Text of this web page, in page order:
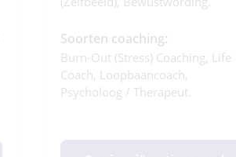
Soorten coaching:
Burn-Out (stress) Coaching, Life
Coach, Loopbaancoach,
Psycholoog / Therapeut.